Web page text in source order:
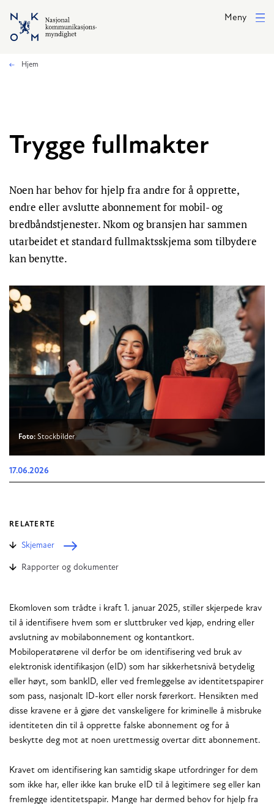
Hopp til hovedinnhold
Meny
Hjem
Trygge fullmakter
Noen har behov for hjelp fra andre for å opprette,
endre eller avslutte abonnement for mobil- og
bredbåndstjenester. Nkom og bransjen har sammen
utarbeidet et standard fullmaktsskjema som tilbydere
kan benytte.
Foto: Stockbilder
17.06.2026
RELATERTE
Skjemaer
Rapporter og dokumenter
Ekomloven som trådte i kraft 1. januar 2025, stiller skjerpede krav
til å identifisere hvem som er sluttbruker ved kjøp, endring eller
avslutning av mobilabonnement og kontantkort.
Mobiloperatørene vil derfor be om identifisering ved bruk av
elektronisk identifikasjon (eID) som har sikkerhetsnivå betydelig
eller høyt, som bankID, eller ved fremleggelse av identitetspapirer
som pass, nasjonalt ID-kort eller norsk førerkort. Hensikten med
disse kravene er å gjøre det vanskeligere for kriminelle å misbruke
identiteten din til å opprette falske abonnement og for å
beskytte deg mot at noen urettmessig overtar ditt abonnement.
Kravet om identifisering kan samtidig skape utfordringer for dem
som ikke har, eller ikke kan bruke eID til å legitimere seg eller kan
fremlegge identitetspapir. Mange har dermed behov for hjelp fra